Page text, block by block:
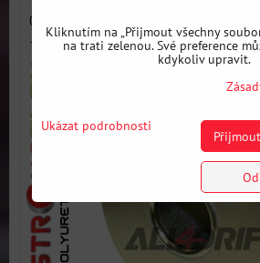
011809A Silentblok zadní spodní kyvné
- Zpevňuje...
Kliknutím na „Přijmout všechny
na trati zelenou. Své preference
kdykoliv upravit.
Ukázat podrobnosti